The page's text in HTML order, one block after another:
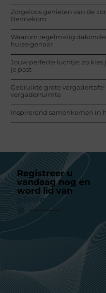
Zorgeloos genieten van de
Bennekom
Waarom regelmatig
huiseigenaar
Jouw perfecte luchtje: zo
je past
Gebruikte grote
vergaderruimte
Inspirerend samenkomen in
Registreer u
vandaag nog en
word lid van
platform